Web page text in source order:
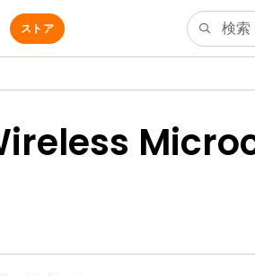
ストア